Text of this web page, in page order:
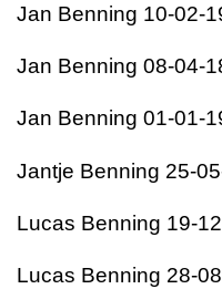
Jan Benning 10-02-
Jan Benning 08-04-
Jan Benning 01-01-
Jantje Benning 25-
Lucas Benning 19-
Lucas Benning 28-